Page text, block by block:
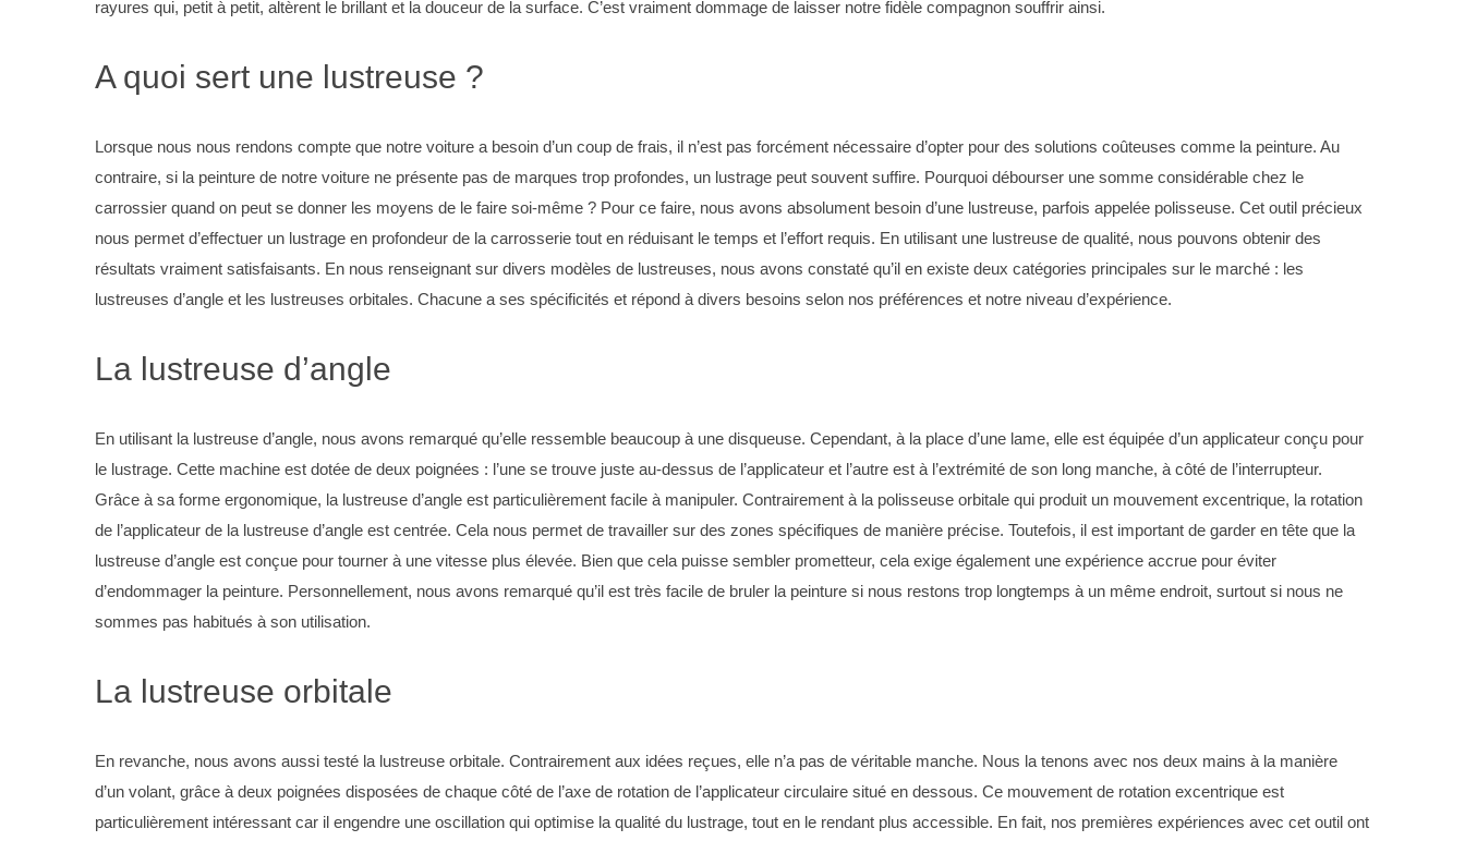
rayures qui, petit à petit, altèrent le brillant et la douceur de la surface. C’est vraiment dommage de laisser notre fidèle compagnon souffrir ainsi.
A quoi sert une lustreuse ?
Lorsque nous nous rendons compte que notre voiture a besoin d’un coup de frais, il n’est pas forcément nécessaire d’opter pour des solutions coûteuses comme la peinture. Au
contraire, si la peinture de notre voiture ne présente pas de marques trop profondes, un lustrage peut souvent suffire. Pourquoi débourser une somme considérable chez le
carrossier quand on peut se donner les moyens de le faire soi-même ? Pour ce faire, nous avons absolument besoin d’une lustreuse, parfois appelée polisseuse. Cet outil précieux
nous permet d’effectuer un lustrage en profondeur de la carrosserie tout en réduisant le temps et l’effort requis. En utilisant une lustreuse de qualité, nous pouvons obtenir des
résultats vraiment satisfaisants. En nous renseignant sur divers modèles de lustreuses, nous avons constaté qu’il en existe deux catégories principales sur le marché : les
lustreuses d’angle et les lustreuses orbitales. Chacune a ses spécificités et répond à divers besoins selon nos préférences et notre niveau d’expérience.
La lustreuse d’angle
En utilisant la lustreuse d’angle, nous avons remarqué qu’elle ressemble beaucoup à une disqueuse. Cependant, à la place d’une lame, elle est équipée d’un applicateur conçu pour
le lustrage. Cette machine est dotée de deux poignées : l’une se trouve juste au-dessus de l’applicateur et l’autre est à l’extrémité de son long manche, à côté de l’interrupteur.
Grâce à sa forme ergonomique, la lustreuse d’angle est particulièrement facile à manipuler. Contrairement à la polisseuse orbitale qui produit un mouvement excentrique, la rotation
de l’applicateur de la lustreuse d’angle est centrée. Cela nous permet de travailler sur des zones spécifiques de manière précise. Toutefois, il est important de garder en tête que la
lustreuse d’angle est conçue pour tourner à une vitesse plus élevée. Bien que cela puisse sembler prometteur, cela exige également une expérience accrue pour éviter
d’endommager la peinture. Personnellement, nous avons remarqué qu’il est très facile de bruler la peinture si nous restons trop longtemps à un même endroit, surtout si nous ne
sommes pas habitués à son utilisation.
La lustreuse orbitale
En revanche, nous avons aussi testé la lustreuse orbitale. Contrairement aux idées reçues, elle n’a pas de véritable manche. Nous la tenons avec nos deux mains à la manière
d’un volant, grâce à deux poignées disposées de chaque côté de l’axe de rotation de l’applicateur circulaire situé en dessous. Ce mouvement de rotation excentrique est
particulièrement intéressant car il engendre une oscillation qui optimise la qualité du lustrage, tout en le rendant plus accessible. En fait, nos premières expériences avec cet outil ont